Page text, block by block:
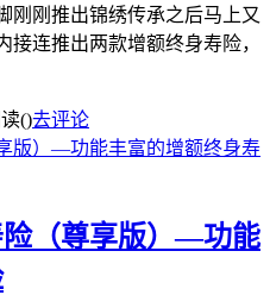
刚刚推出锦绣传承之后马上又
连推出两款增额终身寿险，
()去评论
（尊享版）—功能